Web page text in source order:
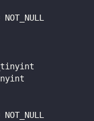
NOT_NULL
NOT_NULL